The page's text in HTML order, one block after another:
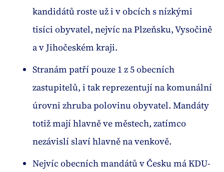
kandidátů roste už i v obcích s nízkými
tisíci obyvatel, nejvíc na Plzeňsku, Vysočině
a v Jihočeském kraji.
Stranám patří pouze 1 z 5 obecních
zastupitelů, i tak reprezentují na komunální
úrovni zhruba polovinu obyvatel. Mandáty
totiž mají hlavně ve městech, zatímco
nezávislí slaví hlavně na venkově.
Nejvíc obecních mandátů v Česku má KDU-